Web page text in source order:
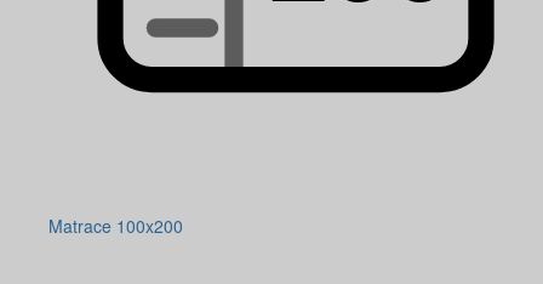
Matrace 100x200